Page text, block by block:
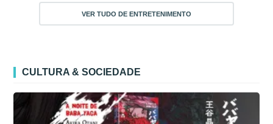
VER TUDO DE ENTRETENIMENTO
CULTURA & SOCIEDADE